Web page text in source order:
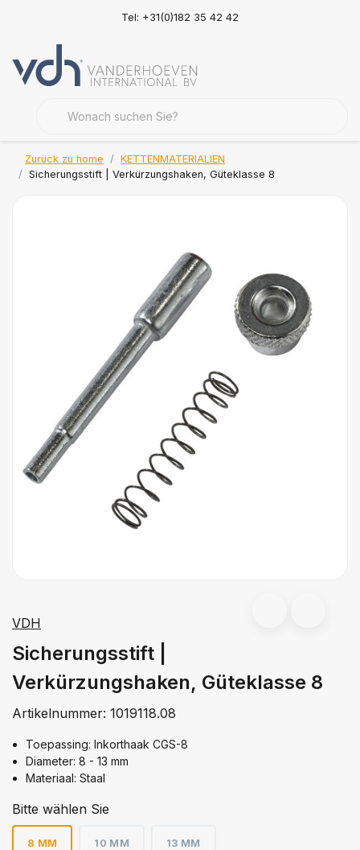
Tel: +31(0)182 35 42 42
Zurück zu home
KETTENMATERIALIEN
Sicherungsstift | Verkürzungshaken, Güteklasse 8
VDH
Sicherungsstift |
Verkürzungshaken, Güteklasse 8
Artikelnummer: 1019118.08
Toepassing: Inkorthaak CGS-8
Diameter: 8 - 13 mm
Materiaal: Staal
Bitte wählen Sie
8 MM 10 MM 13 MM